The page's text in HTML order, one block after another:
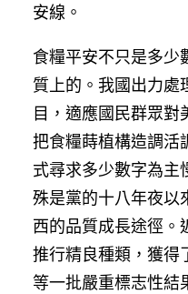
安線。
食糧平安不只是多少
質上的。我國出力處
目，適應國民群眾對
把食糧蒔植構造調活
式尋求多少數字為主
殊是黨的十八年夜以
西的品質成長途徑。
推行精良種類，獲得
等一批嚴重標志性結